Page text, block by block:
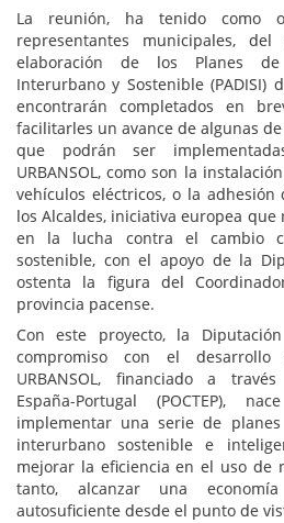
La reunión, ha tenido como
representantes municipales,
elaboración de los Planes
Interurbano y Sostenible (PADISI)
encontrarán completados en
facilitarles un avance de algunas
que podrán ser
URBANSOL, como son la
vehículos eléctricos, o la
los Alcaldes, iniciativa europea
en la lucha contra el cambio
sostenible, con el apoyo de la
ostenta la figura del
provincia pacense.
Con este proyecto, la
compromiso con el desarrollo
URBANSOL, financiado a
España-Portugal (POCTEP),
implementar una serie de
interurbano sostenible e
mejorar la eficiencia en el uso de
tanto, alcanzar una
autosuficiente desde el punto de